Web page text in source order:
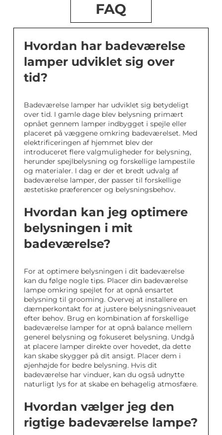
FAQ
Hvordan har badeværelse
lamper udviklet sig over
tid?
Badeværelse lamper har udviklet sig betydeligt
over tid. I gamle dage blev belysning primært
opnået gennem lamper indbygget i spejle eller
placeret på væggene omkring badeværelset. Med
elektrificeringen af hjemmet blev der
introduceret flere valgmuligheder for belysning,
herunder spejlbelysning og forskellige lampestile
og materialer. I dag er der et bredt udvalg af
badeværelse lamper, der passer til forskellige
æstetiske præferencer og belysningsbehov.
Hvordan kan jeg optimere
belysningen i mit
badeværelse?
For at optimere belysningen i dit badeværelse
kan du følge nogle tips. Placer din badeværelse
lampe omkring spejlet for at opnå ensartet
belysning til grooming. Overvej at installere en
dæmperkontakt for at justere belysningsniveauet
efter behov. Brug en kombination af forskellige
badeværelse lamper for at opnå balance mellem
generel belysning og fokuseret belysning. Undgå
at placere lamper direkte over hovedet, da dette
kan skabe skygger på dit ansigt. Placer dem i
øjenhøjde for bedre belysning. Hvis dit
badeværelse har vinduer, kan du også udnytte
naturligt lys for at skabe en behagelig atmosfære.
Hvordan vælger jeg den
rigtige badeværelse lampe?